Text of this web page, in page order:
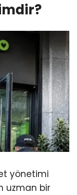
yönetimi
uzman bir